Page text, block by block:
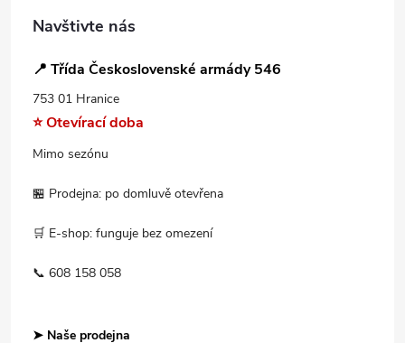
Navštivte nás
📍 Třída Československé armády 546
753 01 Hranice
⭐ Otevírací doba
Mimo sezónu
🏪 Prodejna: po domluvě otevřena
🛒 E-shop: funguje bez omezení
📞 608 158 058
➤ Naše prodejna